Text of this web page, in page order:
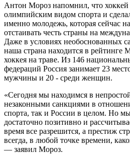
Антон Мороз напомнил, что хоккей
олимпийским видом спорта и
именно молодежь, которая сейчас
отстаивать честь страны на
Даже в условиях необоснованных
наша страна находится в
хоккея на траве. Из 146
федераций Россия занимает 23
мужчины и 20 - среди женщин.
«Сегодня мы находимся в
незаконными санкциями в
спорта, так и России в целом. Но
достаточно позитивно и
время все разрешится, а престиж
всегда, в любой точке времени,
— заявил Мороз.